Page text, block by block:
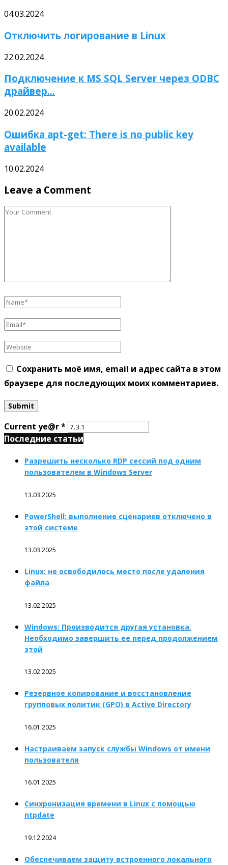
04.03.2024
Отключить логирование в Linux
22.02.2024
Подключение к MS SQL Server через ODBC
драйвер...
20.02.2024
Ошибка apt-get: There is no public key
available
10.02.2024
Leave a Comment
Сохранить моё имя, email и адрес сайта в этом
браузере для последующих моих комментариев.
Current ye@r*
Последние статьи
Разрешить несколько RDP сессий под одним
пользователем в Windows Server
13.03.2025
PowerShell: выполнение сценариев отключено в
этой системе
13.03.2025
Linux: не освободилось место после удаления
файла
13.02.2025
Windows: Производится другая установка.
Необходимо завершить ее перед продолжением
этой
13.02.2025
Резервное копирование и восстановление
групповых политик (GPO) в Active Directory
16.01.2025
Настраиваем запуск службы Windows от имени
пользователя
16.01.2025
Синхронизация времени в Linux с помощью
ntpdate
19.12.2024
Обеспечиваем защиту встроенного локального